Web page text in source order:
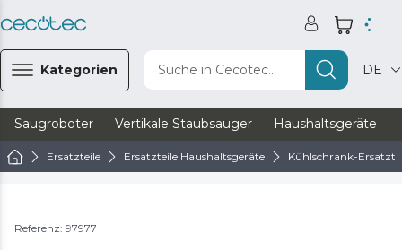
Kategorien Suche in Cecotec... DE
Saugroboter Vertikale Staubsauger Haushaltsgeräte
Ersatzteile Ersatzteile Haushaltsgeräte Kühlschrank-
Referenz: 97977